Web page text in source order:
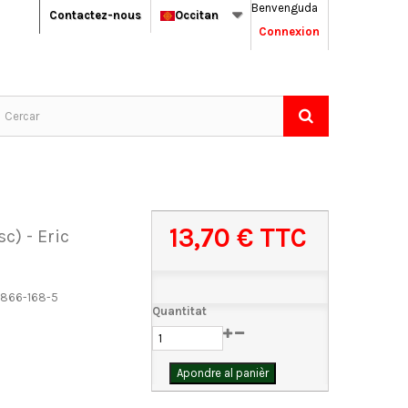
Benvenguda
Connexion
Occitan
Contactez-nous
- Eric
168-5
13,70 €TTC
Quantitat
Apondre al panièr